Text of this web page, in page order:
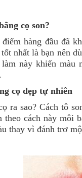
cọ son?
hàng đầu đã
nhất là bạn nên
này khiến
cọ đẹp tự nhiên
ra sao? Cách tô
theo cách này môi
thay vì đánh trơ